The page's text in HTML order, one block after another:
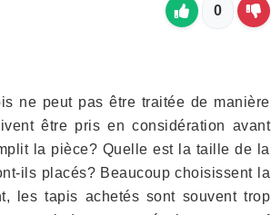
0
ne peut pas être traitée de manière
être pris en considération avant
la pièce? Quelle est la taille de la
ils placés? Beaucoup choisissent la
les tapis achetés sont souvent trop